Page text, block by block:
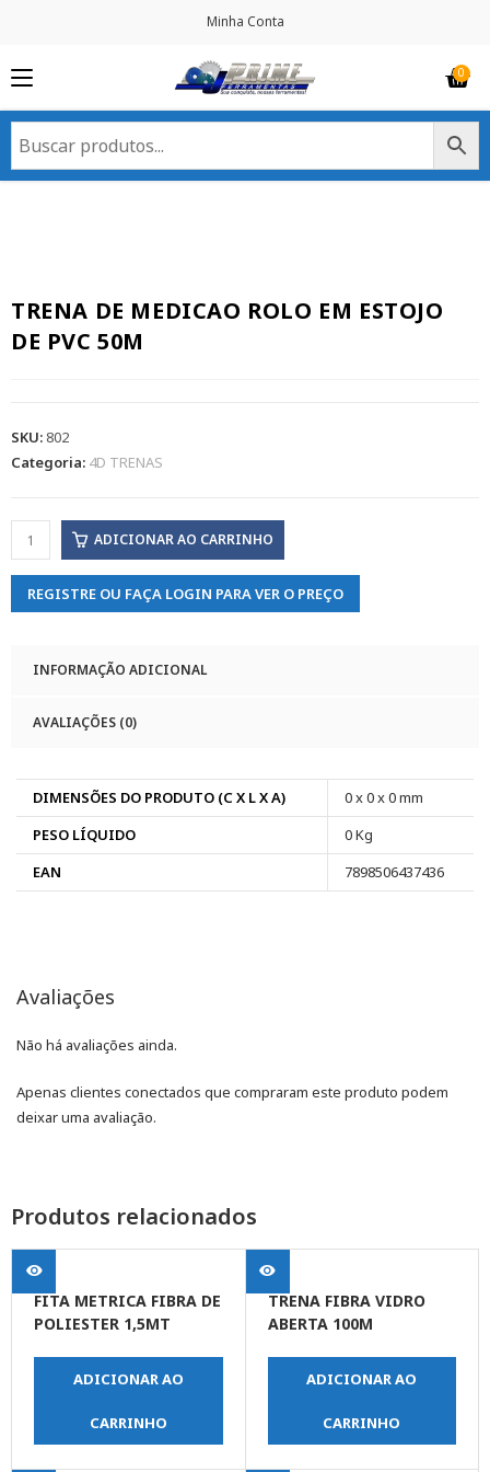
Minha Conta
TRENA DE MEDICAO ROLO EM ESTOJO
DE PVC 50M
SKU: 802
Categoria: 4D TRENAS
ADICIONAR AO CARRINHO
REGISTRE OU FAÇA LOGIN PARA VER O PREÇO
INFORMAÇÃO ADICIONAL
AVALIAÇÕES (0)
DIMENSÕES DO PRODUTO (C X L X A)
0 x 0 x 0 mm
PESO LÍQUIDO
0 Kg
EAN
7898506437436
Avaliações
Não há avaliações ainda.
Apenas clientes conectados que compraram este produto podem
deixar uma avaliação.
Produtos relacionados
FITA METRICA FIBRA DE
POLIESTER 1,5MT
ADICIONAR AO
CARRINHO
TRENA FIBRA VIDRO
ABERTA 100M
ADICIONAR AO
CARRINHO